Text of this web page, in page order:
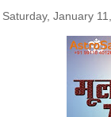
Saturday, January